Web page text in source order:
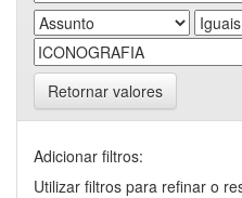
Retornar valores
Adicionar filtros:
Utilizar filtros para refinar o